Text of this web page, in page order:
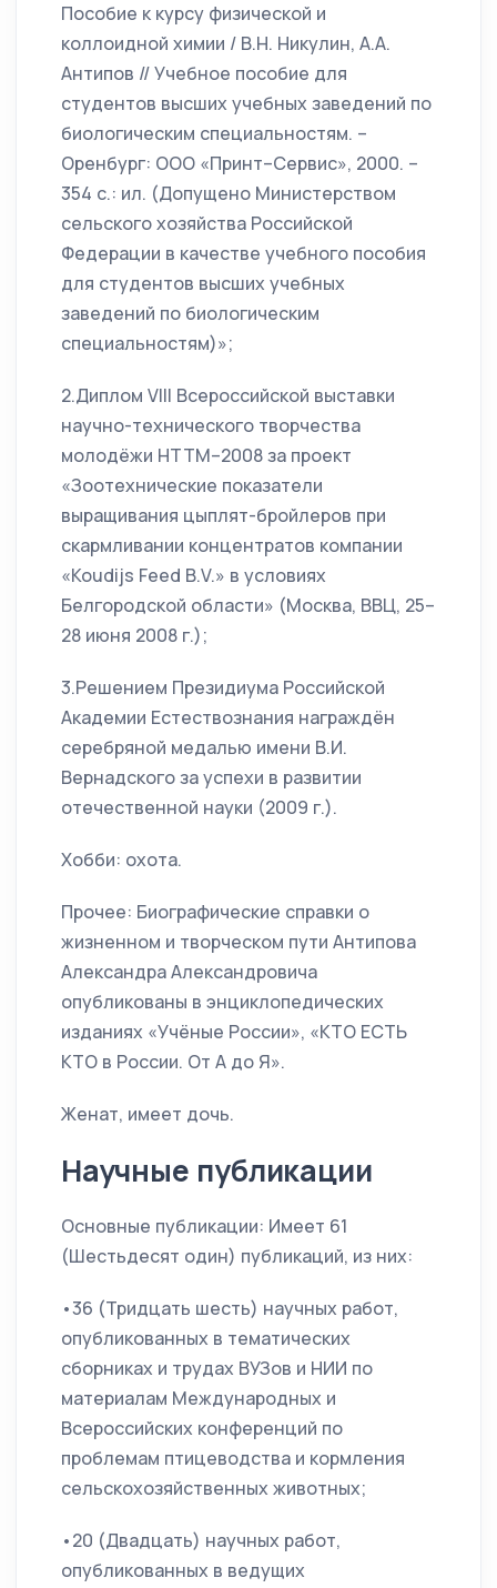
Пособие к курсу физической и
коллоидной химии / В.Н. Никулин, А.А.
Антипов // Учебное пособие для
студентов высших учебных заведений по
биологическим специальностям. –
Оренбург: ООО «Принт–Сервис», 2000. –
354 с.: ил. (Допущено Министерством
сельского хозяйства Российской
Федерации в качестве учебного пособия
для студентов высших учебных
заведений по биологическим
специальностям)»;
2.Диплом VIII Всероссийской выставки
научно-технического творчества
молодёжи НТТМ–2008 за проект
«Зоотехнические показатели
выращивания цыплят-бройлеров при
скармливании концентратов компании
«Koudijs Feed B.V.» в условиях
Белгородской области» (Москва, ВВЦ, 25–
28 июня 2008 г.);
3.Решением Президиума Российской
Академии Естествознания награждён
серебряной медалью имени В.И.
Вернадского за успехи в развитии
отечественной науки (2009 г.).
Хобби: охота.
Прочее: Биографические справки о
жизненном и творческом пути Антипова
Александра Александровича
опубликованы в энциклопедических
изданиях «Учёные России», «КТО ЕСТЬ
КТО в России. От А до Я».
Женат, имеет дочь.
Научные публикации
Основные публикации: Имеет 61
(Шестьдесят один) публикаций, из них:
•36 (Тридцать шесть) научных работ,
опубликованных в тематических
сборниках и трудах ВУЗов и НИИ по
материалам Международных и
Всероссийских конференций по
проблемам птицеводства и кормления
сельскохозяйственных животных;
•20 (Двадцать) научных работ,
опубликованных в ведущих